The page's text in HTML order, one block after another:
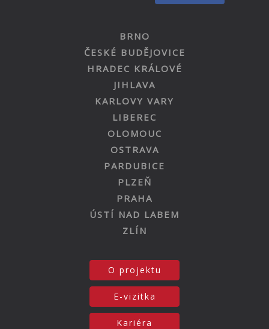
BRNO
ČESKÉ BUDĚJOVICE
HRADEC KRÁLOVÉ
JIHLAVA
KARLOVY VARY
LIBEREC
OLOMOUC
OSTRAVA
PARDUBICE
PLZEŇ
PRAHA
ÚSTÍ NAD LABEM
ZLÍN
O projektu
E-vizitka
Kariéra